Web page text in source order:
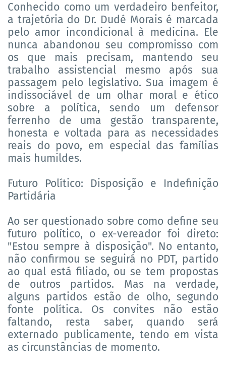
Conhecido como um verdadeiro benfeitor,
a trajetória do Dr. Dudé Morais é marcada
pelo amor incondicional à medicina. Ele
nunca abandonou seu compromisso com
os que mais precisam, mantendo seu
trabalho assistencial mesmo após sua
passagem pelo legislativo. Sua imagem é
indissociável de um olhar moral e ético
sobre a política, sendo um defensor
ferrenho de uma gestão transparente,
honesta e voltada para as necessidades
reais do povo, em especial das famílias
mais humildes.
Futuro Político: Disposição e Indefinição
Partidária
Ao ser questionado sobre como define seu
futuro político, o ex-vereador foi direto:
"Estou sempre à disposição". No entanto,
não confirmou se seguirá no PDT, partido
ao qual está filiado, ou se tem propostas
de outros partidos. Mas na verdade,
alguns partidos estão de olho, segundo
fonte política. Os convites não estão
faltando, resta saber, quando será
externado publicamente, tendo em vista
as circunstâncias de momento.